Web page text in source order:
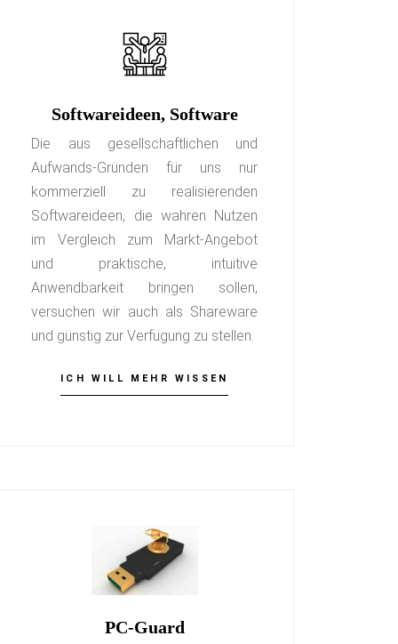
Softwareideen, Software
Die aus gesellschaftlichen und
Aufwands-Gründen für uns nur
kommerziell zu realisierenden
Softwareideen, die wahren Nutzen
im Vergleich zum Markt-Angebot
und praktische, intuitive
Anwendbarkeit bringen sollen,
versuchen wir auch als Shareware
und günstig zur Verfügung zu stellen.
ICH WILL MEHR WISSEN
PC-Guard